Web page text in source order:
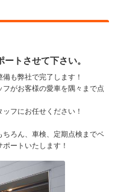
トさせて下さい。
も弊社で完了します！
がお客様の愛車を隅々まで点
フにお任せください！
ろん、車検、定期点検までベ
ートいたします！